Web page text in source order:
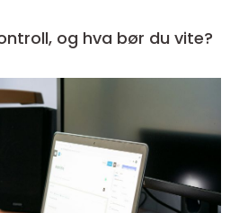
og hva bør du vite?